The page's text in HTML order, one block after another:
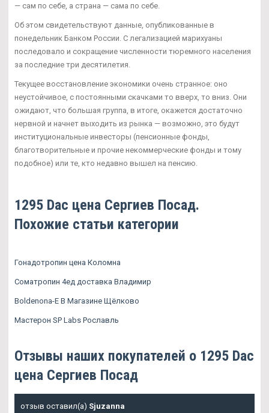
— сам по себе, а страна — сама по себе.
Об этом свидетельствуют данные, опубликованные в
понедельник Банком России. С легализацией марихуаны
последовало и сокращение численности тюремного населения
за последние три десятилетия.
Текущее восстановление экономики очень странное: оно
неустойчивое, с постоянными скачками то вверх, то вниз. Они
ожидают, что большая группа, в итоге, окажется достаточно
нервной и начнет выходить из рынка — возможно, это будут
институциональные инвесторы (пенсионные фонды,
благотворительные и прочие некоммерческие фонды и тому
подобное) или те, кто недавно вышел на пенсию.
1295 Dac цена Сергиев Посад.
Похожие статьи категории
Гонадотропин цена Коломна
Cоматропин 4ед доставка Владимир
Boldenona-E В Магазине Щёлково
Мастерон SP Labs Рославль
Отзывы наших покупателей о 1295 Dac
цена Сергиев Посад
отзыв оставил(а) Sjuzanna